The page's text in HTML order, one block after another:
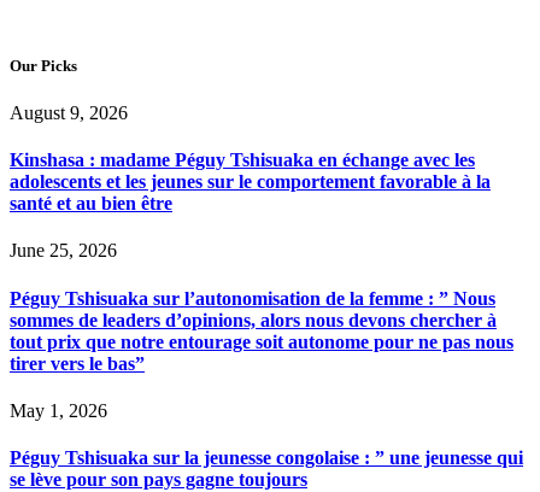
Our Picks
August 9, 2026
Kinshasa : madame Péguy Tshisuaka en échange avec les
adolescents et les jeunes sur le comportement favorable à la
santé et au bien être
June 25, 2026
Péguy Tshisuaka sur l’autonomisation de la femme : ” Nous
sommes de leaders d’opinions, alors nous devons chercher à
tout prix que notre entourage soit autonome pour ne pas nous
tirer vers le bas”
May 1, 2026
Péguy Tshisuaka sur la jeunesse congolaise : ” une jeunesse qui
se lève pour son pays gagne toujours